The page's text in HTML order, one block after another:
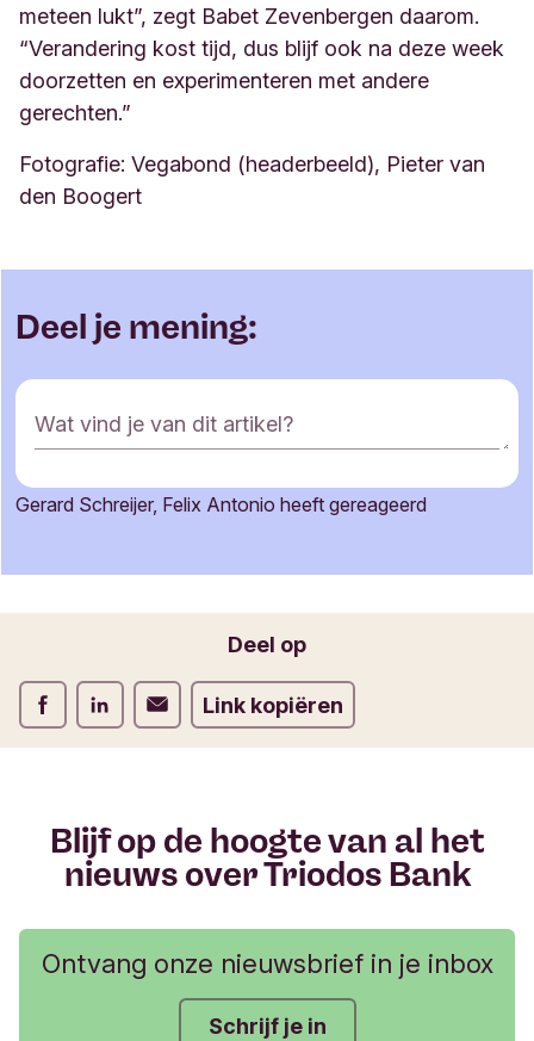
meteen lukt”, zegt Babet Zevenbergen daarom.
“Verandering kost tijd, dus blijf ook na deze week
doorzetten en experimenteren met andere
gerechten.”
Fotografie: Vegabond (headerbeeld), Pieter van
den Boogert
Deel je mening:
R
e
c
e
m
u
l
Wat vind je van dit artikel?
Gerard Schreijer, Felix Antonio heeft gereageerd
Deel op
Deel op Facebook
Deel op LinkedInDeel op Verstuur per email
Link kopiëren
Blijf op de hoogte van al het
nieuws over Triodos Bank
Ontvang onze nieuwsbrief in je inbox
Schrijf je in